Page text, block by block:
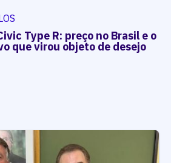
Type R: preço no Brasil e o
que virou objeto de desejo